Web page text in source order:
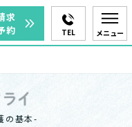
求
約
TEL メニュー
の基本-